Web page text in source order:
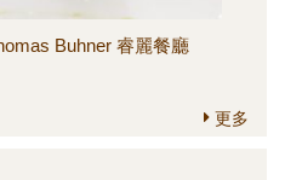
Buhner 睿麗餐廳
更多